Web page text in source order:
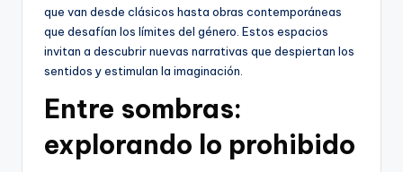
que van desde clásicos hasta obras contemporáneas
que desafían los límites del género. Estos espacios
invitan a descubrir nuevas narrativas que despiertan los
sentidos y estimulan la imaginación.
Entre sombras:
explorando lo prohibido